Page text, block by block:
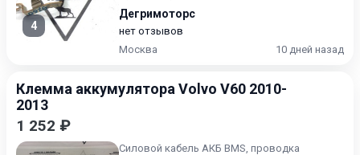
4
Дегримоторс
нет отзывов
Москва
10 дней назад
Клемма аккумулятора Volvo V60 2010-
2013
1 252 ₽
Силовой кабель АКБ BMS, проводка